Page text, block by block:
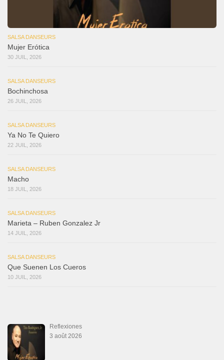
SALSA DANSEURS
Mujer Erótica
30 JUIL, 2026
SALSA DANSEURS
Bochinchosa
26 JUIL, 2026
SALSA DANSEURS
Ya No Te Quiero
22 JUIL, 2026
SALSA DANSEURS
Macho
18 JUIL, 2026
SALSA DANSEURS
Marieta – Ruben Gonzalez Jr
14 JUIL, 2026
SALSA DANSEURS
Que Suenen Los Cueros
10 JUIL, 2026
Reflexiones
3 août 2026